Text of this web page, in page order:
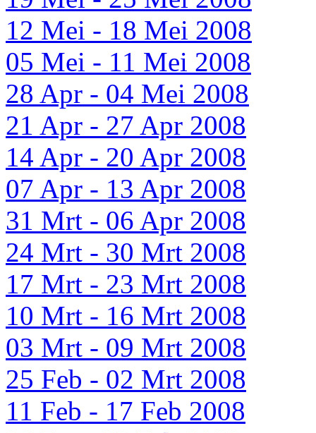
12 Mei - 18 Mei 2008
05 Mei - 11 Mei 2008
28 Apr - 04 Mei 2008
21 Apr - 27 Apr 2008
14 Apr - 20 Apr 2008
07 Apr - 13 Apr 2008
31 Mrt - 06 Apr 2008
24 Mrt - 30 Mrt 2008
17 Mrt - 23 Mrt 2008
10 Mrt - 16 Mrt 2008
03 Mrt - 09 Mrt 2008
25 Feb - 02 Mrt 2008
11 Feb - 17 Feb 2008